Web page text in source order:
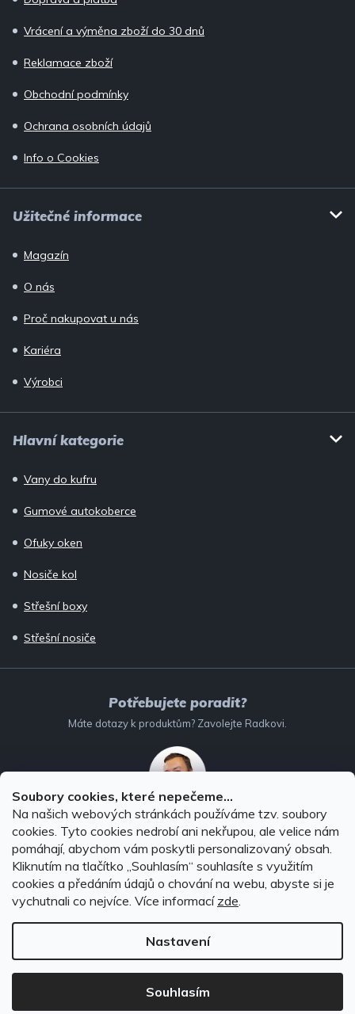
Soubory cookies, které nepečeme...
Na našich webových stránkách používáme tzv. soubory
cookies. Tyto cookies nedrobí ani nekřupou, ale velice nám
pomáhají, abychom vám poskytli personalizovaný obsah.
Kliknutím na tlačítko ,,Souhlasím“ souhlasíte s využitím
cookies a předáním údajů o chování na webu, abyste si je
vychutnali co nejvíce. Více informací zde.
Nastavení
Souhlasím
Vrácení a výměna zboží do 30 dnů
Reklamace zboží
Obchodní podmínky
Ochrana osobních údajů
Info o Cookies
Užitečné informace
Magazín
O nás
Proč nakupovat u nás
Kariéra
Výrobci
Hlavní kategorie
Vany do kufru
Gumové autokoberce
Ofuky oken
Nosiče kol
Střešní boxy
Střešní nosiče
Potřebujete poradit?
Máte dotazy k produktům? Zavolejte Radkovi.
732 147 896 (Po–Pá: 8–16:00)
info@autodoplnky-obchod.cz
Vytvořil Shoptet Premium
Copyright 2026Autodoplňky-obchod.cz. Všechna práva
vyhrazena.